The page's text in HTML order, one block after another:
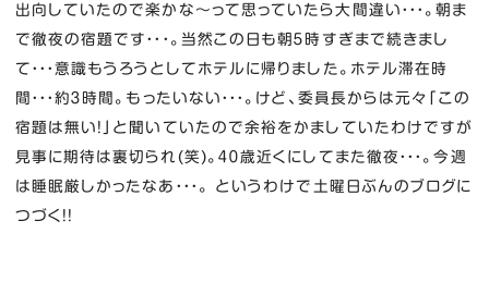
出向していたので楽かな～って思っていたら大間違い・・・。朝ま
で徹夜の宿題です・・・。当然この日も朝５時すぎまで続きまし
て・・・意識もうろうとしてホテルに帰りました。ホテル滞在時
間・・・約３時間。もったいない・・・。けど、委員長からは元々「この
宿題は無い！」と聞いていたので余裕をかましていたわけですが
見事に期待は裏切られ(笑)。４０歳近くにしてまた徹夜・・・。今週
は睡眠厳しかったなあ・・・。 というわけで土曜日ぶんのブログに
つづく！！